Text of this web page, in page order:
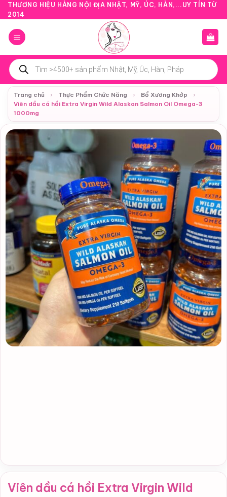
Bỏ
qua
nội
dung
THƯƠNG HIỆU HÀNG NỘI ĐỊA NHẬT, MỸ, ÚC, HÀN,...UY TÍN TỪ
2014
Tìm
kiếm
sản
phẩm
Trang chủ
› Thực Phẩm Chức Năng › Bổ Xương Khớp
›
Viên dầu cá hồi Extra Virgin Wild Alaskan Salmon Oil Omega-3
1000mg
Viên dầu cá hồi Extra Virgin Wild